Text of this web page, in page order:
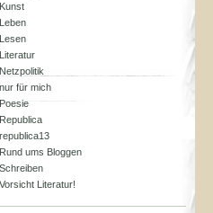
Kunst
Leben
Lesen
Literatur
Netzpolitik
nur für mich
Poesie
Republica
republica13
Rund ums Bloggen
Schreiben
Vorsicht Literatur!